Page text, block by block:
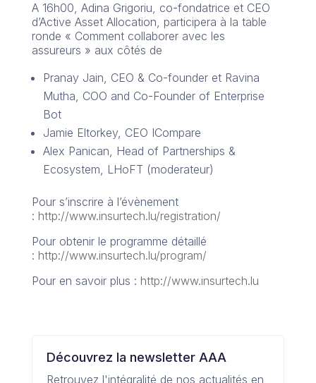
A 16h00, Adina Grigoriu, co-fondatrice et CEO
d’Active Asset Allocation, participera à la table
ronde « Comment collaborer avec les
assureurs » aux côtés de
Pranay Jain, CEO & Co-founder et Ravina
Mutha, COO and Co-Founder of Enterprise
Bot
Jamie Eltorkey, CEO ICompare
Alex Panican, Head of Partnerships &
Ecosystem, LHoFT (moderateur)
Pour s’inscrire à l’évènement
: http://www.insurtech.lu/registration/
Pour obtenir le programme détaillé
: http://www.insurtech.lu/program/
Pour en savoir plus : http://www.insurtech.lu
Découvrez la newsletter AAA
Retrouvez l'intégralité de nos actualités en